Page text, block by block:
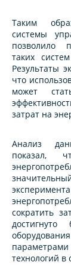
Таким
системы
позволило
таких
Результаты
что
может
затрат на
Анализ
показал,
сократить
достигнуто
технологий